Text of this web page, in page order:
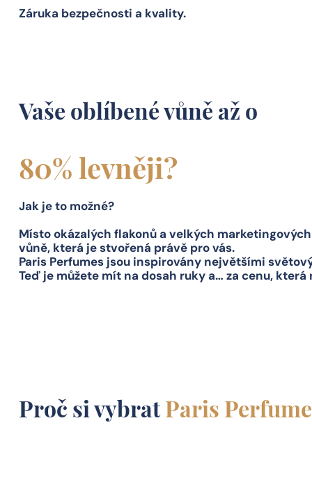
Záruka bezpečnosti a kvality.
Vaše oblíbené vůně až o
80% levněji?
Jak je to možné?
Místo okázalých flakonů a velkých
vůně, která je stvořená právě pro vás.
Paris Perfumes jsou inspirovány největšími
Teď je můžete mít na dosah ruky a… za cenu, která
Proč si vybrat Paris